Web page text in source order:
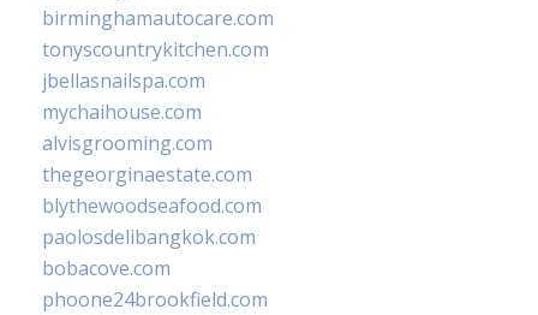
birminghamautocare.com
tonyscountrykitchen.com
jbellasnailspa.com
mychaihouse.com
alvisgrooming.com
thegeorginaestate.com
blythewoodseafood.com
paolosdelibangkok.com
bobacove.com
phoone24brookfield.com